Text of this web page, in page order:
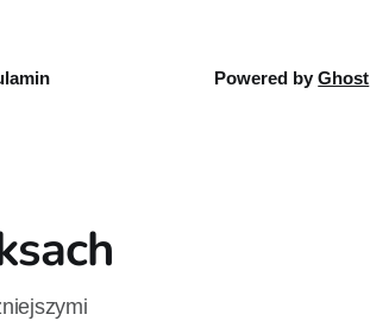
Powered byGhost